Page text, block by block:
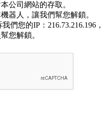
公司網站的存取。
器人，讓我們幫您解鎖。
們您的IP：216.73.216.196，
您解鎖。